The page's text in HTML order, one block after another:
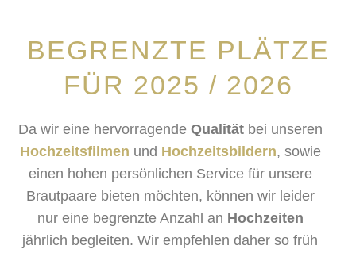
BEGRENZTE PLÄTZE
FÜR 2025 / 2026
Da wir eine hervorragende Qualitätbei unseren
Hochzeitsfilmen und Hochzeitsbildern, sowie
einen hohen persönlichen Service für unsere
Brautpaare bieten möchten, können wir leider
nur eine begrenzte Anzahl an Hochzeiten
jährlich begleiten. Wir empfehlen daher so früh